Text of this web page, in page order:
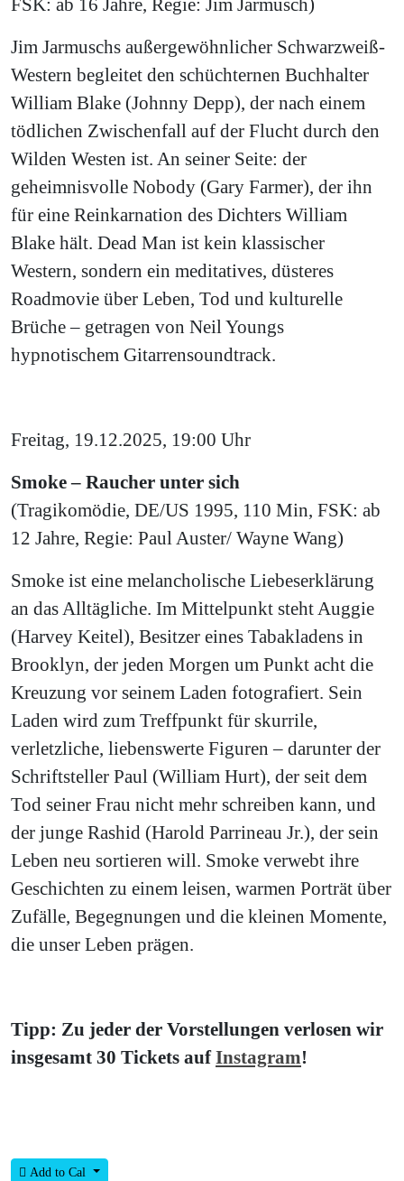
Jim Jarmuschs außergewöhnlicher Schwarzweiß-
Western begleitet den schüchternen Buchhalter
William Blake (Johnny Depp), der nach einem
tödlichen Zwischenfall auf der Flucht durch den
Wilden Westen ist. An seiner Seite: der
geheimnisvolle Nobody (Gary Farmer), der ihn
für eine Reinkarnation des Dichters William
Blake hält. Dead Man ist kein klassischer
Western, sondern ein meditatives, düsteres
Roadmovie über Leben, Tod und kulturelle
Brüche – getragen von Neil Youngs
hypnotischem Gitarrensoundtrack.
Freitag, 19.12.2025, 19:00 Uhr
Smoke – Raucher unter sich
(Tragikomödie, DE/US 1995, 110 Min, FSK: ab
12 Jahre, Regie: Paul Auster/ Wayne Wang)
Smoke ist eine melancholische Liebeserklärung
an das Alltägliche. Im Mittelpunkt steht Auggie
(Harvey Keitel), Besitzer eines Tabakladens in
Brooklyn, der jeden Morgen um Punkt acht die
Kreuzung vor seinem Laden fotografiert. Sein
Laden wird zum Treffpunkt für skurrile,
verletzliche, liebenswerte Figuren – darunter der
Schriftsteller Paul (William Hurt), der seit dem
Tod seiner Frau nicht mehr schreiben kann, und
der junge Rashid (Harold Parrineau Jr.), der sein
Leben neu sortieren will. Smoke verwebt ihre
Geschichten zu einem leisen, warmen Porträt über
Zufälle, Begegnungen und die kleinen Momente,
die unser Leben prägen.
Tipp: Zu jeder der Vorstellungen verlosen wir
insgesamt 30 Tickets aufInstagram!
Add to Cal